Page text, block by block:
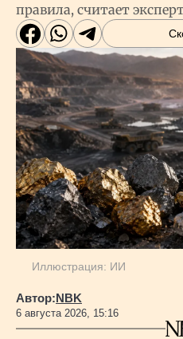
правила, считает
Иллюстрация: ИИ
Автор:NBK
6 августа 2026, 15:16